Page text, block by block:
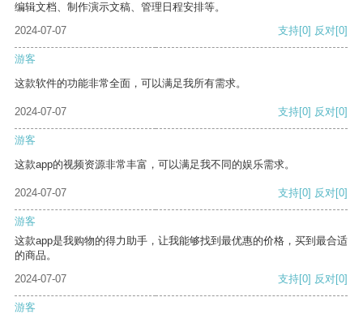
编辑文档、制作演示文稿、管理日程安排等。
2024-07-07
支持[0] 反对[0]
游客
这款软件的功能非常全面，可以满足我所有需求。
2024-07-07 支持[0] 反对[0]
游客
这款app的视频资源非常丰富，可以满足我不同的娱乐需求。
2024-07-07 支持[0] 反对[0]
游客
这款app是我购物的得力助手，让我能够找到最优惠的价格，买到最合适
的商品。
2024-07-07
支持[0] 反对[0]
游客